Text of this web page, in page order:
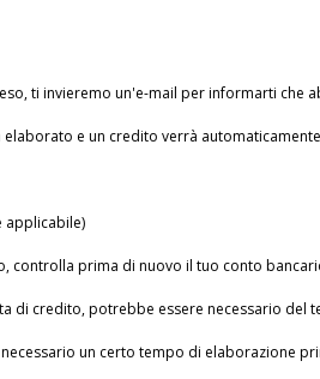
ti invieremo un'e-mail per informarti
e un credito verrà
applicabile)
controlla prima di nuovo il tuo conto
di credito, potrebbe essere necessario
un certo tempo di elaborazione